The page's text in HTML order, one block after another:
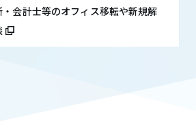
会計士等のオフィス移転や新規解